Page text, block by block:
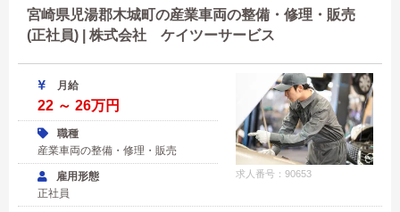
宮崎県児湯郡木城町の産業車両の整備・修理・販売
(正社員) | 株式会社 ケイツーサービス
求人番号：90653
月給
22 ～ 26万円
職種
産業車両の整備・修理・販売
雇用形態
正社員